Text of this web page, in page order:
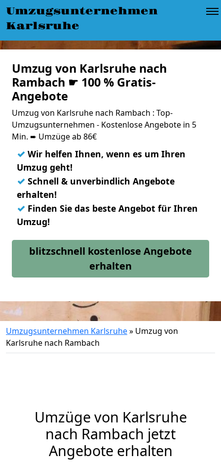
Umzugsunternehmen
Karlsruhe
Umzug von Karlsruhe nach
Rambach ☛ 100 % Gratis-
Angebote
Umzug von Karlsruhe nach Rambach : Top-
Umzugsunternehmen - Kostenlose Angebote in 5
Min. ➨ Umzüge ab 86€
✓ Wir helfen Ihnen, wenn es um Ihren
Umzug geht!
✓ Schnell & unverbindlich Angebote
erhalten!
✓ Finden Sie das beste Angebot für Ihren
Umzug!
blitzschnell kostenlose Angebote
erhalten
Umzugsunternehmen Karlsruhe» Umzug von
Karlsruhe nach Rambach
Umzüge von Karlsruhe
nach Rambach jetzt
Angebote erhalten